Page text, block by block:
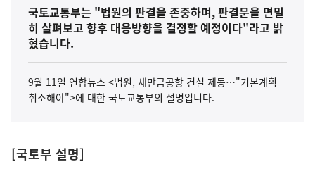
국토교통부는 "법원의 판결을 존중하며, 판결문을 면밀
히 살펴보고 향후 대응방향을 결정할 예정이다"라고 밝
혔습니다.
9월 11일 연합뉴스 <법원, 새만금공항 건설 제동…"기본계획
취소해야">에 대한 국토교통부의 설명입니다.
[국토부 설명]